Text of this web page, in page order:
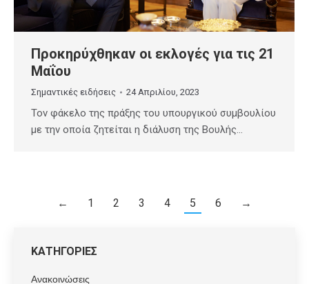
Προκηρύχθηκαν οι εκλογές για τις 21
Μαΐου
Σημαντικές ειδήσεις 24 Απριλίου, 2023
Τον φάκελο της πράξης του υπουργικού συμβουλίου
με την οποία ζητείται η διάλυση της Βουλής…
← 1 2 3 4 5 6 →
ΚΑΤΗΓΟΡΙΕΣ
Ανακοινώσεις